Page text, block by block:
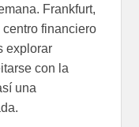
Frankfurt,
financiero
explorar
con la
una